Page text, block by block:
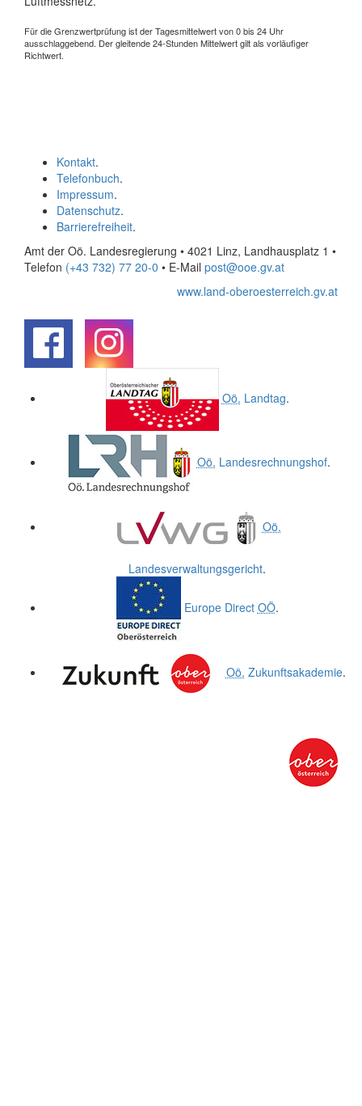
Für die Grenzwertprüfung ist der Tagesmittelwert von 0 bis 24 Uhr
ausschlaggebend. Der gleitende 24-Stunden Mittelwert gilt als vorläufiger
Richtwert.
Kontakt.
Telefonbuch.
Impressum.
Datenschutz.
Barrierefreiheit.
Amt der Oö. Landesregierung • 4021 Linz, Landhausplatz 1 •
Telefon (+43 732) 77 20-0 • E-Mail post@ooe.gv.at
www.land-oberoesterreich.gv.at
Oö. Landtag.
Oö. Landesrechnungshof.
Oö.
Landesverwaltungsgericht.
Europe Direct OÖ.
Oö. Zukunftsakademie.